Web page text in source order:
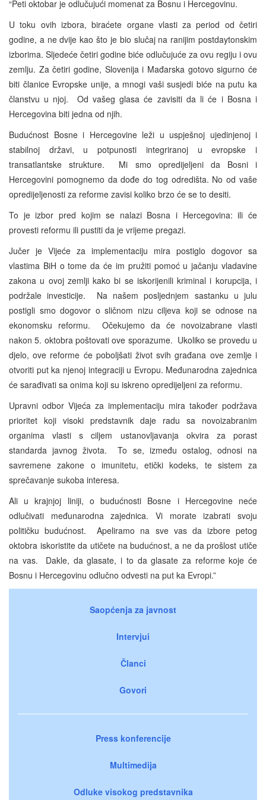
“Peti oktobar je odlučujući momenat za Bosnu i Hercegovinu.
U toku ovih izbora, biraćete organe vlasti za period od četiri
godine, a ne dvije kao što je bio slučaj na ranijim postdaytonskim
izborima. Sljedeće četiri godine biće odlučujuće za ovu regiju i ovu
zemlju. Za četiri godine, Slovenija i Mađarska gotovo sigurno će
biti članice Evropske unije, a mnogi vaši susjedi biće na putu ka
članstvu u njoj. Od vašeg glasa će zavisiti da li će i Bosna i
Hercegovina biti jedna od njih.
Budućnost Bosne i Hercegovine leži u uspješnoj ujedinjenoj i
stabilnoj državi, u potpunosti integriranoj u evropske i
transatlantske strukture. Mi smo opredijeljeni da Bosni i
Hercegovini pomognemo da dođe do tog odredišta. No od vaše
opredijeljenosti za reforme zavisi koliko brzo će se to desiti.
To je izbor pred kojim se nalazi Bosna i Hercegovina: ili će
provesti reformu ili pustiti da je vrijeme pregazi.
Jučer je Vijeće za implementaciju mira postiglo dogovor sa
vlastima BiH o tome da će im pružiti pomoć u jačanju vladavine
zakona u ovoj zemlji kako bi se iskorijenili kriminal i korupcija, i
podržale investicije. Na našem posljednjem sastanku u julu
postigli smo dogovor o sličnom nizu ciljeva koji se odnose na
ekonomsku reformu. Očekujemo da će novoizabrane vlasti
nakon 5. oktobra poštovati ove sporazume. Ukoliko se provedu u
djelo, ove reforme će poboljšati život svih građana ove zemlje i
otvoriti put ka njenoj integraciji u Evropu. Međunarodna zajednica
će sarađivati sa onima koji su iskreno opredijeljeni za reformu.
Upravni odbor Vijeća za implementaciju mira također podržava
prioritet koji visoki predstavnik daje radu sa novoizabranim
organima vlasti s ciljem ustanovljavanja okvira za porast
standarda javnog života. To se, između ostalog, odnosi na
savremene zakone o imunitetu, etički kodeks, te sistem za
sprečavanje sukoba interesa.
Ali u krajnjoj liniji, o budućnosti Bosne i Hercegovine neće
odlučivati međunarodna zajednica. Vi morate izabrati svoju
političku budućnost. Apeliramo na sve vas da izbore petog
oktobra iskoristite da utičete na budućnost, a ne da prošlost utiče
na vas. Dakle, da glasate, i to da glasate za reforme koje će
Bosnu i Hercegovinu odlučno odvesti na put ka Evropi.”
Saopćenja za javnost
Intervjui
Članci
Govori
Press konferencije
Multimedija
Odluke visokog predstavnika